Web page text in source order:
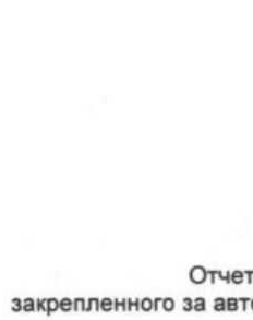
Алгоритм